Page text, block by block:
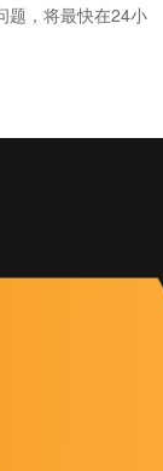
题，将最快在24小